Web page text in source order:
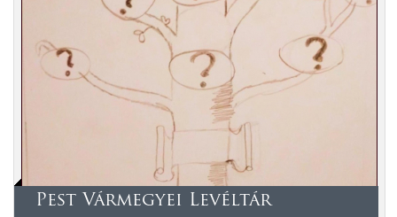
Pest Vármegyei Levéltár